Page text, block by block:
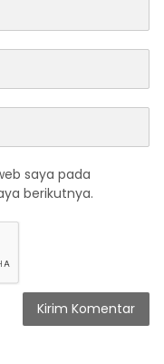
saya pada
berikutnya.